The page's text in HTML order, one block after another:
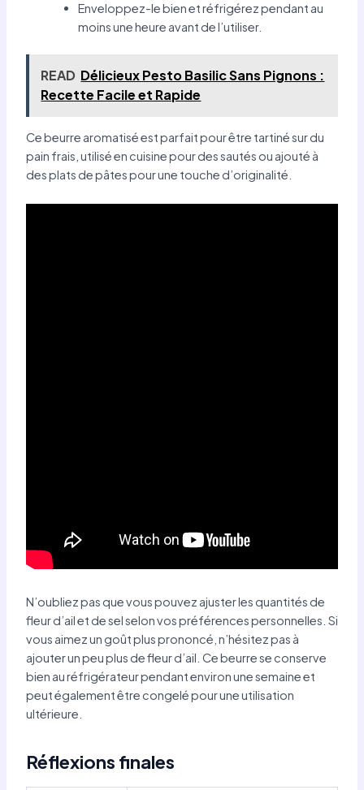
Enveloppez-le bien et réfrigérez pendant au
moins une heure avant de l’utiliser.
READ Délicieux Pesto Basilic Sans Pignons :
Recette Facile et Rapide
Ce beurre aromatisé est parfait pour être tartiné sur du
pain frais, utilisé en cuisine pour des sautés ou ajouté à
des plats de pâtes pour une touche d’originalité.
N’oubliez pas que vous pouvez ajuster les quantités de
fleur d’ail et de sel selon vos préférences personnelles. Si
vous aimez un goût plus prononcé, n’hésitez pas à
ajouter un peu plus de fleur d’ail. Ce beurre se conserve
bien au réfrigérateur pendant environ une semaine et
peut également être congelé pour une utilisation
ultérieure.
Réflexions finales